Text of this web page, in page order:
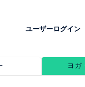
ユーザーログイン
ヨガ